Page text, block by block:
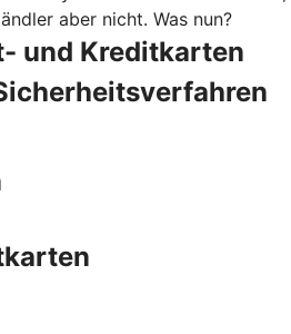
aber nicht. Was nun?
und Kreditkarten